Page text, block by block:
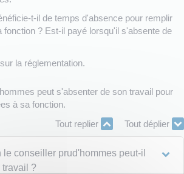
t-il de temps d'absence pour remplir
fonction ? Est-il payé lorsqu'il s'absente de
la réglementation.
peut s'absenter de son travail pour
à sa fonction.
Tout replier
Tout déplier
conseiller prud'hommes peut-il
travail ?